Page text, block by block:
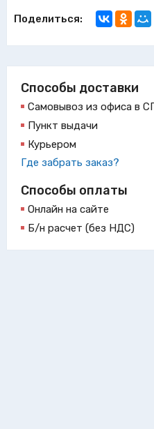
Поделиться:
Способы доставки
Самовывоз из офиса в
Пункт выдачи
Курьером
Где забрать заказ?
Способы оплаты
Онлайн на сайте
Б/н расчет (без НДС)